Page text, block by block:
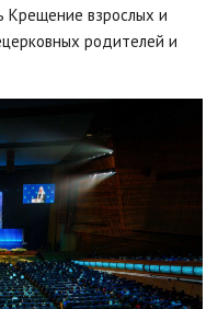
Крещение взрослых и
родителей и